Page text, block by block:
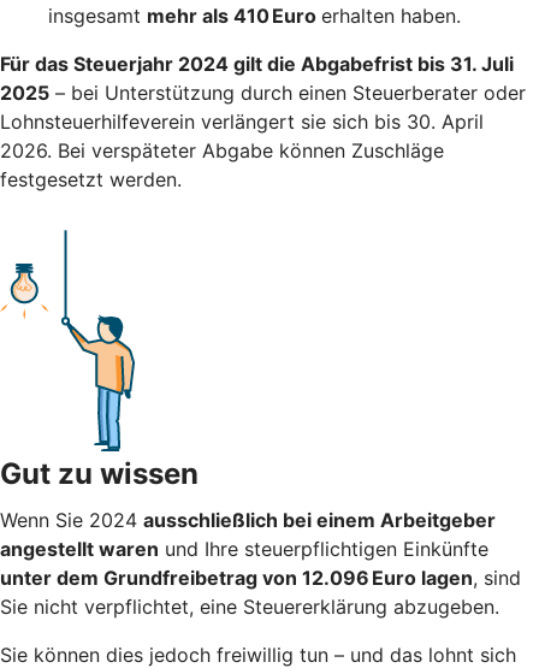
insgesamt mehr als 410 Euro erhalten haben.
Für das Steuerjahr 2024 gilt die Abgabefrist bis 31. Juli
2025 – bei Unterstützung durch einen Steuerberater oder
Lohnsteuerhilfeverein verlängert sie sich bis 30. April
2026. Bei verspäteter Abgabe können Zuschläge
festgesetzt werden.
Gut zu wissen
Wenn Sie 2024 ausschließlich bei einem Arbeitgeber
angestellt waren und Ihre steuerpflichtigen Einkünfte
unter dem Grundfreibetrag von 12.096 Euro lagen, sind
Sie nicht verpflichtet, eine Steuererklärung abzugeben.
Sie können dies jedoch freiwillig tun – und das lohnt sich